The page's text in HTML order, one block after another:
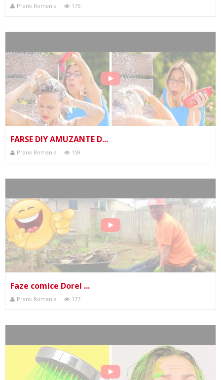
Prank Romania 175
FARSE DIY AMUZANTE D...
Prank Romania 159
Faze comice Dorel ...
Prank Romania 177